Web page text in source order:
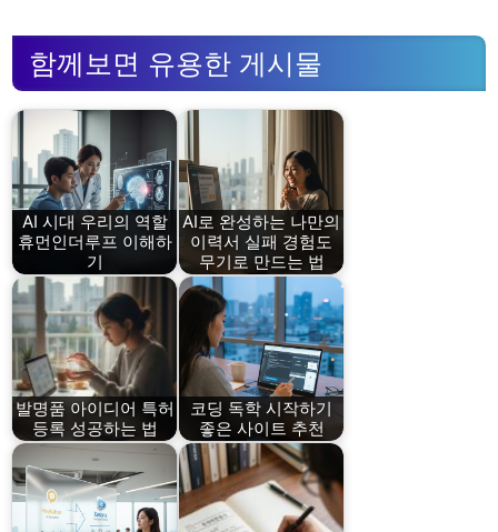
함께보면 유용한 게시물
AI 시대 우리의 역할
휴먼인더루프 이해하
기
AI로 완성하는 나만의
이력서 실패 경험도
무기로 만드는 법
발명품 아이디어 특허
등록 성공하는 법
코딩 독학 시작하기
좋은 사이트 추천